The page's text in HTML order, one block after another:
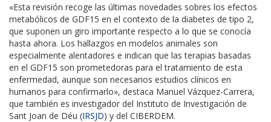
«Esta revisión recoge las últimas novedades sobres los efectos
metabólicos de GDF15 en el contexto de la diabetes de tipo 2,
que suponen un giro importante respecto a lo que se conocía
hasta ahora. Los hallazgos en modelos animales son
especialmente alentadores e indican que las terapias basadas
en el GDF15 son prometedoras para el tratamiento de esta
enfermedad, aunque son necesarios estudios clínicos en
humanos para confirmarlo», destaca Manuel Vázquez-Carrera,
que también es investigador del Instituto de Investigación de
Sant Joan de Déu (IRSJD) y del CIBERDEM.